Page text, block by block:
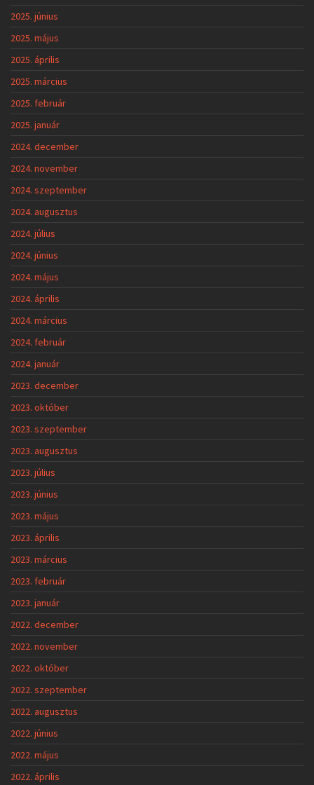
2025. június
2025. május
2025. április
2025. március
2025. február
2025. január
2024. december
2024. november
2024. szeptember
2024. augusztus
2024. július
2024. június
2024. május
2024. április
2024. március
2024. február
2024. január
2023. december
2023. október
2023. szeptember
2023. augusztus
2023. július
2023. június
2023. május
2023. április
2023. március
2023. február
2023. január
2022. december
2022. november
2022. október
2022. szeptember
2022. augusztus
2022. június
2022. május
2022. április